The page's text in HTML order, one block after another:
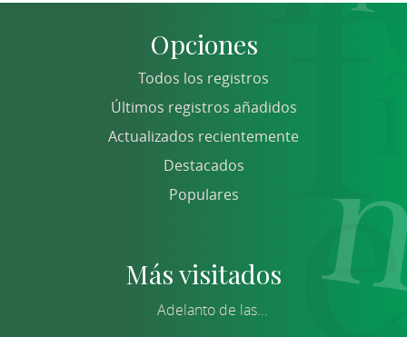
Opciones
Todos los registros
Últimos registros añadidos
Actualizados recientemente
Destacados
Populares
Más visitados
Adelanto de las...